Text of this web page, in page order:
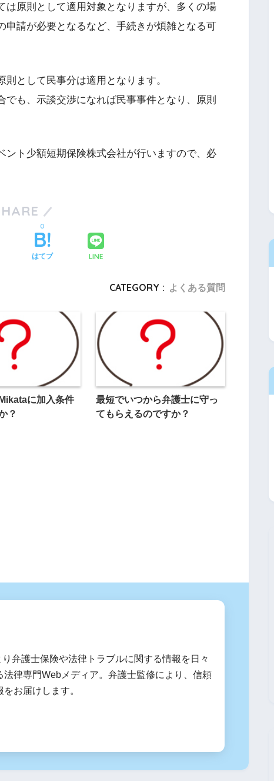
原則として適用対象となりますが、多くの場
請が必要となるなど、手続きが煩雑となる可
として民事分は適用となります。
も、示談交渉になれば民事事件となり、原則
ト少額短期保険株式会社が行いますので、必
はてブ
0
LINE
CATEGORY : よくある質問
に加入条件
？
最短でいつから弁護士に守っ
てもらえるのですか？
弁護士保険や法律トラブルに関する情報を日々
法律専門Webメディア。弁護士監修により、信頼
お届けします。